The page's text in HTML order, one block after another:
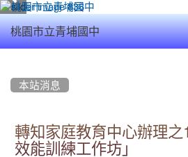
桃園市立青埔國中
本站消息
轉知家庭教育中心辦理之
效能訓練工作坊」